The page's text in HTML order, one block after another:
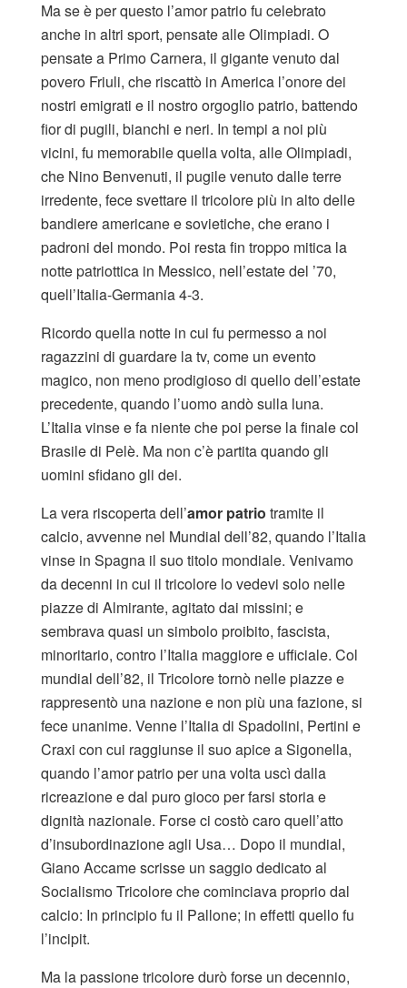
Ma se è per questo l’amor patrio fu celebrato
anche in altri sport, pensate alle Olimpiadi. O
pensate a Primo Carnera, il gigante venuto dal
povero Friuli, che riscattò in America l’onore dei
nostri emigrati e il nostro orgoglio patrio, battendo
fior di pugili, bianchi e neri. In tempi a noi più
vicini, fu memorabile quella volta, alle Olimpiadi,
che Nino Benvenuti, il pugile venuto dalle terre
irredente, fece svettare il tricolore più in alto delle
bandiere americane e sovietiche, che erano i
padroni del mondo. Poi resta fin troppo mitica la
notte patriottica in Messico, nell’estate del ’70,
quell’Italia-Germania 4-3.
Ricordo quella notte in cui fu permesso a noi
ragazzini di guardare la tv, come un evento
magico, non meno prodigioso di quello dell’estate
precedente, quando l’uomo andò sulla luna.
L’Italia vinse e fa niente che poi perse la finale col
Brasile di Pelè. Ma non c’è partita quando gli
uomini sfidano gli dei.
La vera riscoperta dell’amor patrio tramite il
calcio, avvenne nel Mundial dell’82, quando l’Italia
vinse in Spagna il suo titolo mondiale. Venivamo
da decenni in cui il tricolore lo vedevi solo nelle
piazze di Almirante, agitato dai missini; e
sembrava quasi un simbolo proibito, fascista,
minoritario, contro l’Italia maggiore e ufficiale. Col
mundial dell’82, il Tricolore tornò nelle piazze e
rappresentò una nazione e non più una fazione, si
fece unanime. Venne l’Italia di Spadolini, Pertini e
Craxi con cui raggiunse il suo apice a Sigonella,
quando l’amor patrio per una volta uscì dalla
ricreazione e dal puro gioco per farsi storia e
dignità nazionale. Forse ci costò caro quell’atto
d’insubordinazione agli Usa… Dopo il mundial,
Giano Accame scrisse un saggio dedicato al
Socialismo Tricolore che cominciava proprio dal
calcio: In principio fu il Pallone; in effetti quello fu
l’incipit.
Ma la passione tricolore durò forse un decennio,